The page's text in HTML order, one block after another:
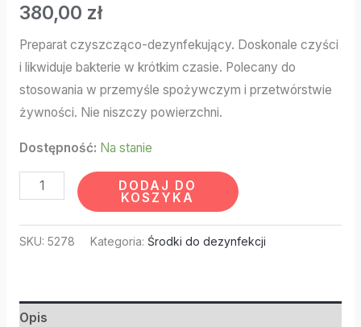
380,00 zł
Preparat czyszcząco-dezynfekujący. Doskonale czyści
i likwiduje bakterie w krótkim czasie. Polecany do
stosowania w przemyśle spożywczym i przetwórstwie
żywności. Nie niszczy powierzchni.
Dostępność: Na stanie
DODAJ DO
KOSZYKA
SKU: 5278 Kategoria: Środki do dezynfekcji
Opis